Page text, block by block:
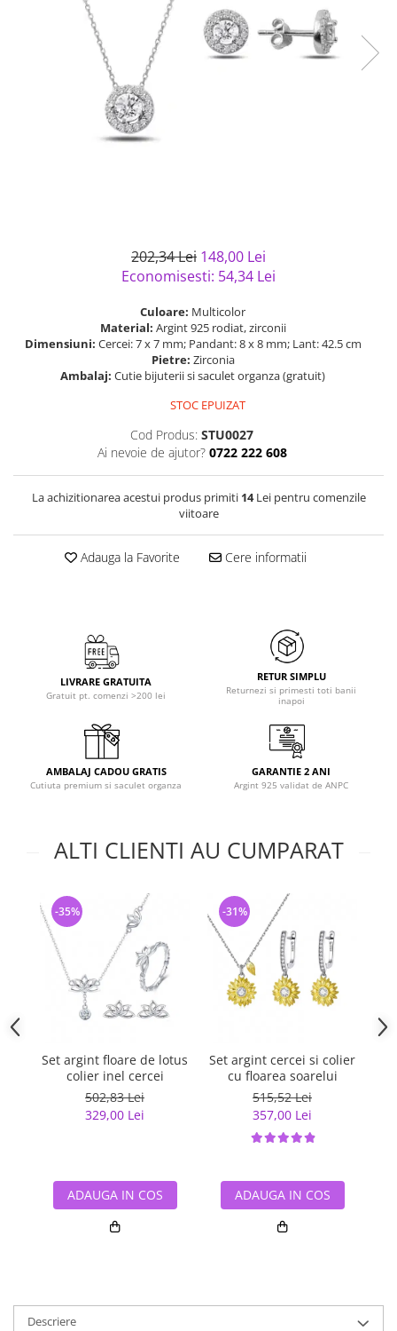
semipretioase
Bijuterii argint placat cu aur
Bijuterii argint cu diverse
Bijuterii argint cu murano
Bijuterii de Lux
Bijuterii gotice si rock
Bijuterii Handmade
Bijuterii fantezie
Casete si cutii de bijuterii
202,34 Lei 148,00 Lei
Economisesti: 54,34 Lei
Culoare: Multicolor
Material: Argint 925 rodiat, zirconii
Dimensiuni: Cercei: 7 x 7 mm; Pandant: 8 x 8 mm; Lant: 42.5 cm
Pietre: Zirconia
Ambalaj: Cutie bijuterii si saculet organza (gratuit)
STOC EPUIZAT
Cod Produs: STU0027
Ai nevoie de ajutor? 0722 222 608
La achizitionarea acestui produs primiti 14Lei pentru comenzile
viitoare
Adauga la Favorite Cere informatii
LIVRARE GRATUITA
Gratuit pt. comenzi >200 lei
RETUR SIMPLU
Returnezi si primesti toti banii
inapoi
AMBALAJ CADOU GRATIS
Cutiuta premium si saculet organza
GARANTIE 2 ANI
Argint 925 validat de ANPC
ALTI CLIENTI AU CUMPARAT
Set argint floare de lotus
colier inel cercei
502,83 Lei
329,00 Lei
-35%
ADAUGA IN COS
Set argint cercei si colier
cu floarea soarelui
515,52 Lei
357,00 Lei
-31%
ADAUGA IN COS
Descriere